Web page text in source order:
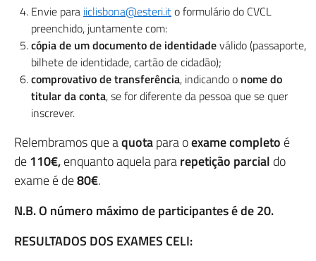
Envie para iiclisbona@esteri.ito formulário do CVCL
preenchido, juntamente com:
cópia de um documento de identidadeválido (passaporte,
bilhete de identidade, cartão de cidadão);
comprovativo de transferência, indicando o nome do
titular da conta, se for diferente da pessoa que se quer
inscrever.
Relembramos que aquotapara oexame completo é
de110€,enquanto aquela pararepetição parcial do
exame é de80€.
N.B. O número máximo de participantes é de 20.
RESULTADOS DOS EXAMES CELI: